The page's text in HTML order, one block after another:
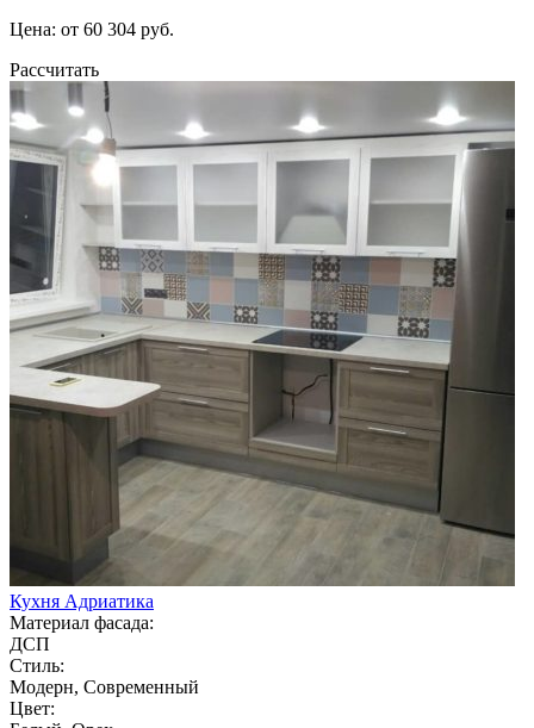
Цена: от 60 304 руб.
Рассчитать
Кухня Адриатика
Материал фасада:
ДСП
Стиль:
Модерн, Современный
Цвет: